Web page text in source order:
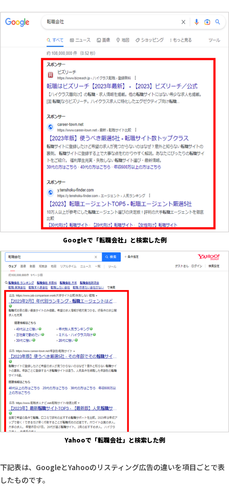
Googleで「転職会社」と検索した例
Yahooで「転職会社」と検索した例
下記表は、GoogleとYahooのリスティング広告の違いを項目ごとで表
したものです。